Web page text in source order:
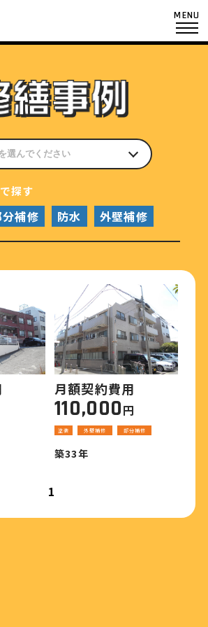
MENU
探す
補修 防水 外壁補修
月額契約費用
110,000円
塗装 外壁補修 部分補修
築33年
1